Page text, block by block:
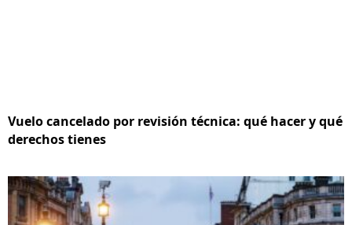
Vuelo cancelado por revisión técnica: qué hacer y qué
derechos tienes